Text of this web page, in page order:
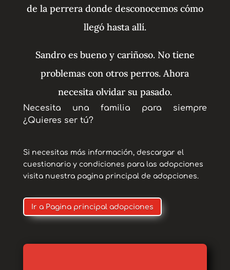
de la perrera donde desconocemos cómo
llegó hasta allí.
Sandro es bueno y cariñoso. No tiene
problemas con otros perros. Ahora
necesita olvidar su pasado.
Necesita una familia para siempre
¿Quieres ser tú?
Si necesitas más información, descargar el
cuestionario y condiciones para las adopciones
visita nuestra pagina principal de adopciones.
Ir a Pagina principal adopciones